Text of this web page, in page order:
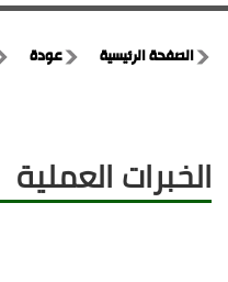
الصفحة الرئيسية عودة
الخبرات العملية